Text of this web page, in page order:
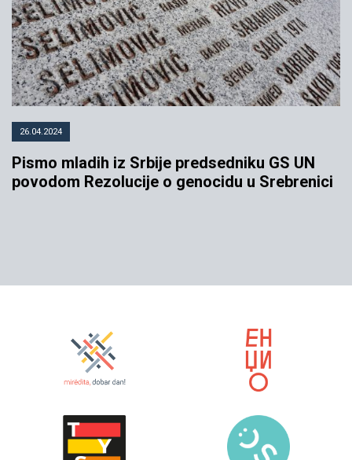
26.04.2024
Pismo mladih iz Srbije predsedniku GS UN
povodom Rezolucije o genocidu u Srebrenici